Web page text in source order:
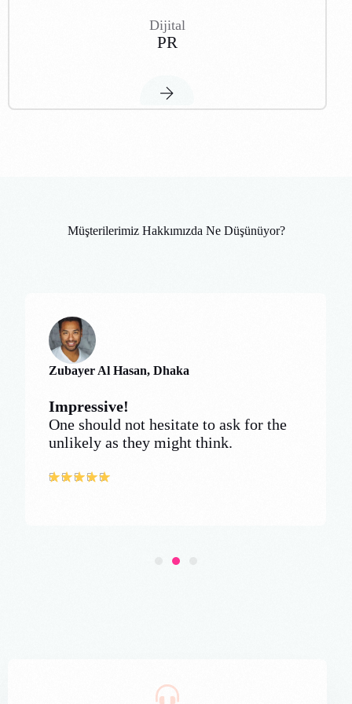
Dijital
PR
Müşterilerimiz Hakkımızda Ne Düşünüyor?
Zubayer Al Hasan, Dhaka
Impressive!
One should not hesitate to ask for the
unlikely as they might think.